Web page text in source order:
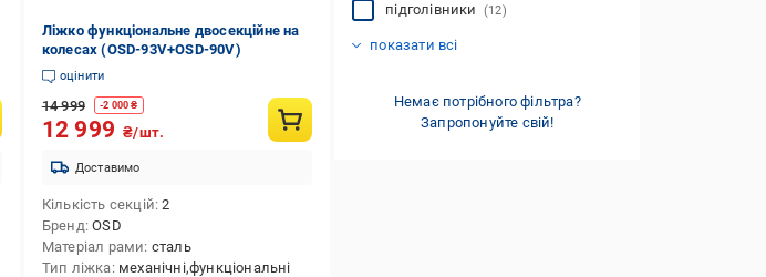
Ліжко функціональне двосекційне на
колесах (OSD-93V+OSD-90V)
оцінити
14 999 -2 000 ₴
12 999 ₴/шт.
Доставимо
Кількість секцій 2
Бренд OSD
Матеріал рами сталь
Тип ліжка механічні,функціональні
підголівники (12)
показати всі
Немає потрібного фільтра?
Запропонуйте свій!